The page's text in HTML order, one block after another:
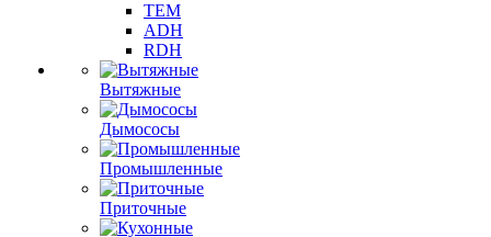
TEM
ADH
RDH
Вытяжные
Дымососы
Промышленные
Приточные